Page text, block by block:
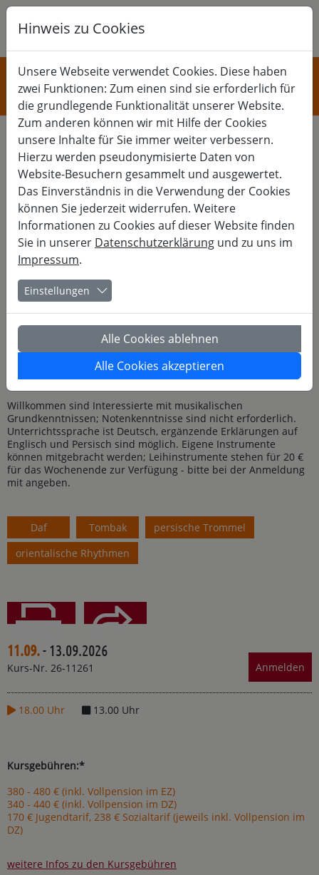
K B
KULTUR
Musik
Daf und Tombak Kurs
Persische Trommelkunst zwischen feinem Klang und
lebendigem Rhythmus
Dieser Wochenendkurs führt in die Klang- und Rhythmuswelt
von Daf und Tombak ein. Beide Instrumente prägen die
Rhythmustraditionen, feinen Klangfarben und lebendigem
Zusammenspiel.
Im Mittelpunkt stehen grundlegende Spieltechniken,
rhythmische Muster und gemeinsames Musizieren. Die
Teilnehmenden erproben Anschlagsarten, Klangmöglichkeiten
und einfache bis weiterführende Rhythmen und lernen, wie
sich Daf und Tombak im Zusammenspiel ergänzen.
Willkommen sind Interessierte mit musikalischen
Grundkenntnissen; Notenkenntnisse sind nicht erforderlich.
Unterrichtssprache ist Deutsch, ergänzende Erklärungen auf
Englisch und Persisch sind möglich. Eigene Instrumente
können mitgebracht werden; Leihinstrumente stehen für 20 €
für das Wochenende zur Verfügung - bitte bei der Anmeldung
mit angeben.
Daf Tombak
persische Trommel
orientalische Rhythmen
Drucken Teilen
11.09.- 13.09.2026
Kurs-Nr. 26-11261 Anmelden
18.00 Uhr 13.00 Uhr
Kursgebühren:*
380 - 480 € (inkl. Vollpension im EZ)
340 - 440 € (inkl. Vollpension im DZ)
170 € Jugendtarif, 238 € Sozialtarif (jeweils inkl. Vollpension im
DZ)
weitere Infos zu den Kursgebühren
Hinweis zu Cookies
Unsere Webseite verwendet Cookies. Diese haben
zwei Funktionen: Zum einen sind sie erforderlich für
die grundlegende Funktionalität unserer Website.
Zum anderen können wir mit Hilfe der Cookies
unsere Inhalte für Sie immer weiter verbessern.
Hierzu werden pseudonymisierte Daten von
Website-Besuchern gesammelt und ausgewertet.
Das Einverständnis in die Verwendung der Cookies
können Sie jederzeit widerrufen. Weitere
Informationen zu Cookies auf dieser Website finden
Sie in unserer Datenschutzerklärung und zu uns im
Impressum.
Einstellungen
Alle Cookies ablehnen
Alle Cookies akzeptieren